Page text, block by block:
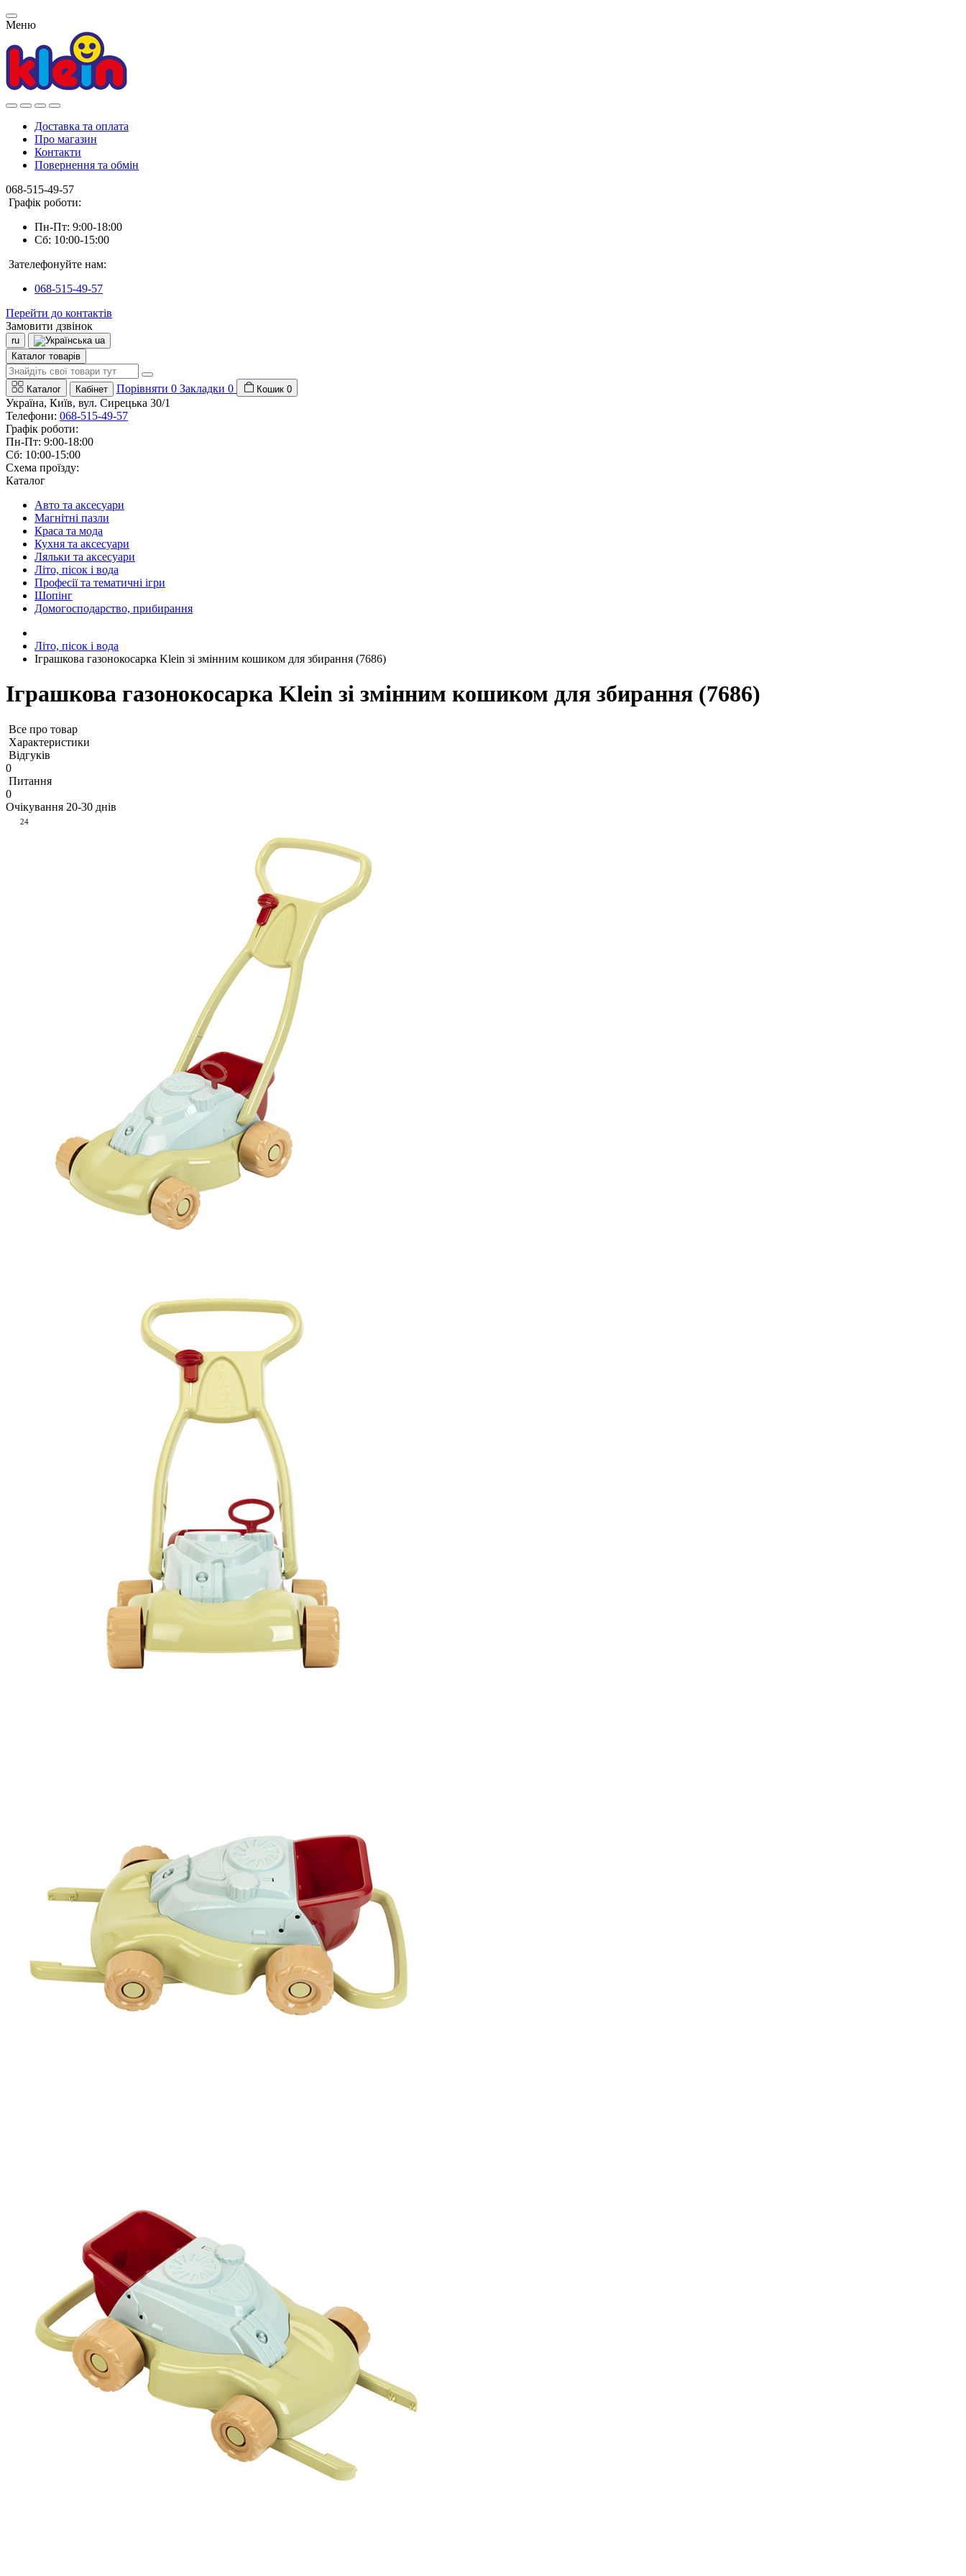
Меню
Доставка та оплата
Про магазин
Контакти
Повернення та обмін
068-515-49-57
Графік роботи:
Пн-Пт: 9:00-18:00
Сб: 10:00-15:00
Зателефонуйте нам:
068-515-49-57
Перейти до контактів
Замовити дзвінок
ru
ua
Каталог товарів
Каталог Кабінет Порівняти 0 Закладки 0 Кошик 0
Україна, Київ, вул. Сирецька 30/1
Телефони: 068-515-49-57
Графік роботи:
Пн-Пт: 9:00-18:00
Сб: 10:00-15:00
Схема проїзду:
Каталог
Авто та аксесуари
Магнітні пазли
Краса та мода
Кухня та аксесуари
Ляльки та аксесуари
Літо, пісок і вода
Професії та тематичні ігри
Шопінг
Домогосподарство, прибирання
Літо, пісок і вода
Іграшкова газонокосарка Klein зі змінним кошиком для збирання (7686)
Іграшкова газонокосарка Klein зі змінним кошиком для збирання (7686)
Все про товар
Характеристики
Відгуків
0
Питання
0
Очікування 20-30 днів
24